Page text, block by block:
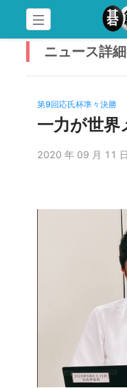
ニュース詳細
第9回応氏杯準々決勝
一力が世界
2020 年 09 月 11